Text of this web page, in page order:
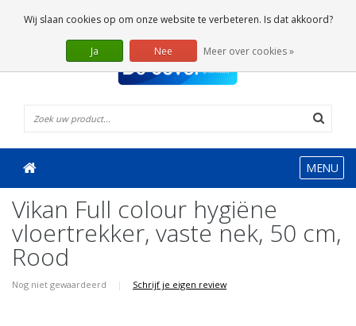
0 Artikelen
MENU
Vikan Full colour hygiëne
vloertrekker, vaste nek, 50 cm,
Rood
Nog niet gewaardeerd | Schrijf je eigen review
Wij slaan cookies op om onze website te verbeteren. Is dat akkoord?
Ja Nee Meer over cookies »